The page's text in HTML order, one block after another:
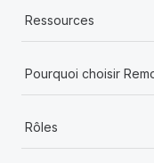
Ressources
Pourquoi choisir
Rôles